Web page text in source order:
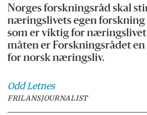
Norges forskningsråd skal
næringslivets egen
som er viktig for
måten er Forskningsrådet
for norsk næringsliv.
OddLetnes
FRILANSJOURNALIST